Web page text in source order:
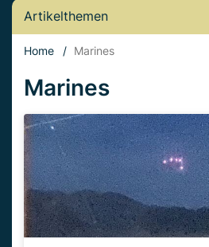
Artikelthemen
Home / Marines
Marines